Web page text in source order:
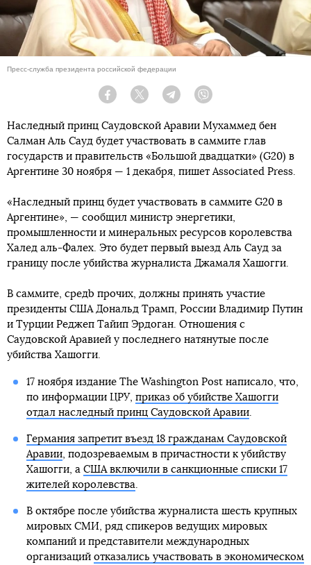
Пресс-служба президента российской федерации
Facebook Twitter Telegram
Наследный принц Саудовской Аравии Мухаммед бен
Салман Аль Сауд будет участвовать в саммите глав
государств и правительств «Большой двадцатки» (G20) в
Аргентине 30 ноября — 1 декабря, пишет Associated Press.
«Наследный принц будет участвовать в саммите G20 в
Аргентине», — сообщил министр энергетики,
промышленности и минеральных ресурсов королевства
Халед аль-Фалех. Это будет первый выезд Аль Сауд за
границу после убийства журналиста Джамаля Хашогги.
В саммите, средb прочих, должны принять участие
президенты США Дональд Трамп, России Владимир Путин
и Турции Реджеп Тайип Эрдоган. Отношения с
Саудовской Аравией у последнего натянутые после
убийства Хашогги.
17 ноября издание The Washington Post написало, что,
по информации ЦРУ, приказ об убийстве Хашогги
отдал наследный принц Саудовской Аравии.
Германия запретит въезд 18 гражданам Саудовской
Аравии, подозреваемым в причастности к убийству
Хашогги, а США включили в санкционные списки 17
жителей королевства
В октябре после убийства журналиста шесть крупных
мировых СМИ, ряд спикеров ведущих мировых
компаний и представители международных
организаций отказались участвовать в экономическом